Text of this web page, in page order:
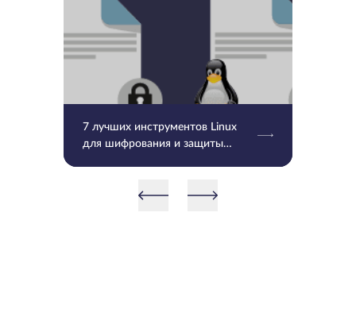
7 лучших инструментов Linux
для шифрования и защиты